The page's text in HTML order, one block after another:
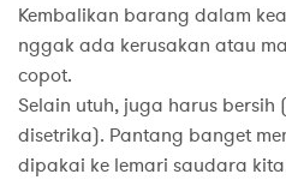
Kembalikan barang dalam
nggak ada kerusakan atau
copot.
Selain utuh, juga harus bersih
disetrika). Pantang banget
dipakai ke lemari saudara